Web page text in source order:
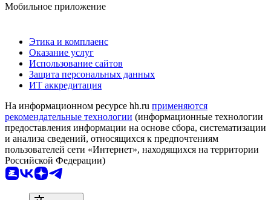
Мобильное приложение
Этика и комплаенс
Оказание услуг
Использование сайтов
Защита персональных данных
ИТ аккредитация
На информационном ресурсе hh.ru применяются
рекомендательные технологии (информационные технологии
предоставления информации на основе сбора, систематизации
и анализа сведений, относящихся к предпочтениям
пользователей сети «Интернет», находящихся на территории
Российской Федерации)